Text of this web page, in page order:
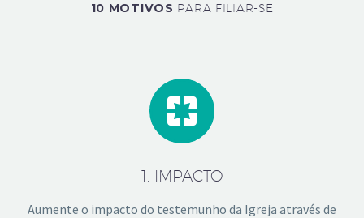
10 MOTIVOS PARA FILIAR-SE


1. IMPACTO
Aumente o impacto do testemunho da Igreja através de